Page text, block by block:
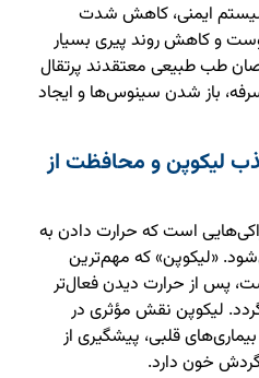
سیستم ایمنی، کاهش شدت
و کاهش روند پیری بسیار
طب طبیعی معتقدند پرتقال
باز شدن سینوس‌ها و ایجاد
لیکوپن و محافظت از
است که حرارت دادن به
«لیکوپن» که مهم‌ترین
پس از حرارت دیدن فعال‌تر
لیکوپن نقش مؤثری در
قلبی، پیشگیری از
خون دارد.